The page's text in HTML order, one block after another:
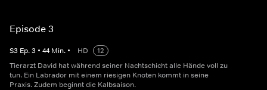
Episode 3
S3 Ep.3 • 44 Min. • HD
12
Tierarzt David hat während seiner Nachtschicht alle Hände voll zu
tun. Ein Labrador mit einem riesigen Knoten kommt in seine
Praxis. Zudem beginnt die Kalbsaison.